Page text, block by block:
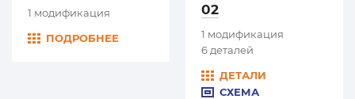
1 модификация
ПОДРОБНЕЕ
02
1 модификация
6 деталей
ДЕТАЛИ
СХЕМА